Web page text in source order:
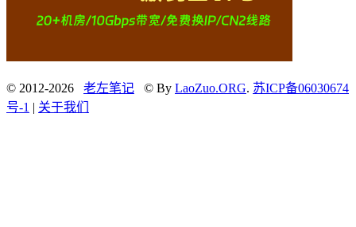
© 2012-2026 老左笔记 © By LaoZuo.ORG. 苏ICP备06030674
号-1 | 关于我们